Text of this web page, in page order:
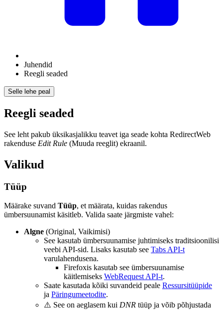
Juhendid
Reegli seaded
Selle lehe peal
Reegli seaded
See leht pakub üksikasjalikku teavet iga seade kohta RedirectWeb
rakenduse Edit Rule (Muuda reeglit) ekraanil.
Valikud
Tüüp
Määrake suvand Tüüp, et määrata, kuidas rakendus
ümbersuunamist käsitleb. Valida saate järgmiste vahel:
Algne (Original, Vaikimisi)
See kasutab ümbersuunamise juhtimiseks traditsioonilisi
veebi API-sid. Lisaks kasutab see Tabs API-t
varulahendusena.
Firefoxis kasutab see ümbersuunamise
käitlemiseks WebRequest API-t.
Saate kasutada kõiki suvandeid peale Ressursitüüpide
ja Päringumeetodite.
⚠️ See on aeglasem kui DNR tüüp ja võib põhjustada